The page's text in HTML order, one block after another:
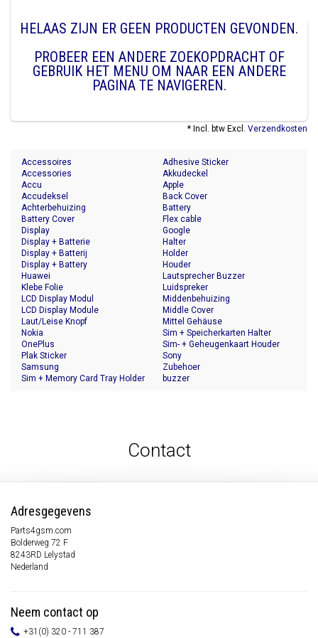
HELAAS ZIJN ER GEEN PRODUCTEN GEVONDEN.
PROBEER EEN ANDERE ZOEKOPDRACHT OF
GEBRUIK HET MENU OM NAAR EEN ANDERE
PAGINA TE NAVIGEREN.
* Incl. btw Excl. Verzendkosten
Accessoires
Accessories
Accu
Accudeksel
Achterbehuizing
Adhesive Sticker
Akkudeckel
Apple
Back Cover
Battery
Battery Cover
Display
Display + Batterie
Display + Batterij
Display + Battery
Flex cable
Google
Halter
Holder
Houder
Huawei
Klebe Folie
LCD Display Modul
LCD Display Module
Laut/Leise Knopf
Lautsprecher Buzzer
Luidspreker
Middenbehuizing
Middle Cover
Mittel Gehäuse
Nokia
OnePlus
Plak Sticker
Samsung
Sim + Memory Card Tray Holder
Sim + Speicherkarten Halter
Sim- + Geheugenkaart Houder
Sony
Zubehoer
buzzer
Contact
Adresgegevens
Parts4gsm.com
Bolderweg 72 F
8243RD Lelystad
Nederland
Neem contact op
+31(0) 320 - 711 387